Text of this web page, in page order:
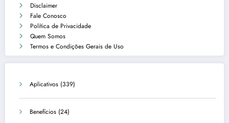
Disclaimer
Fale Conosco
Política de Privacidade
Quem Somos
Termos e Condições Gerais de Uso
Aplicativos (339)
Benefícios (24)